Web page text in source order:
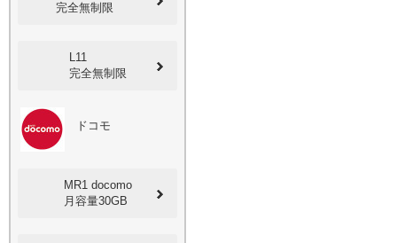
完全無制限
L11
完全無制限
ドコモ
MR1 docomo
月容量30GB